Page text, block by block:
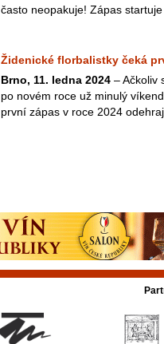
často neopakuje! Zápas
Židenické florbalistky čeká
Brno, 11. ledna 2024 – Ačkoliv
po novém roce už minulý
první zápas v roce 2024